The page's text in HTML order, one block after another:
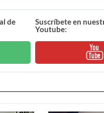
de
Suscríbete en
Youtube: